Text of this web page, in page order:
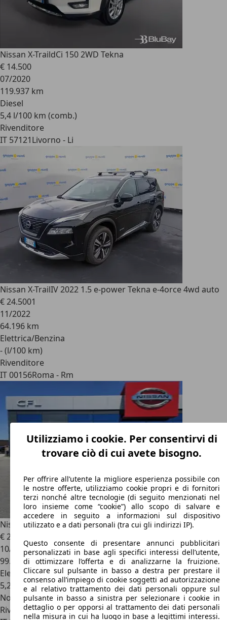
Nissan X-TraildCi 150 2WD Tekna
€ 14.500
07/2020
119.937 km
Diesel
5,4 l/100 km (comb.)
Rivenditore
IT 57121Livorno - Li
Nissan X-TrailIV 2022 1.5 e-power Tekna e-4orce 4wd auto
€ 24.5001
11/2022
64.196 km
Elettrica/Benzina
- (l/100 km)
Rivenditore
IT 00156Roma - Rm
Nissan X-Traile-Power 2WD 5 posti N-Connecta
€ 23.900
10/2023
99.908 km
Elettrica/Benzina
5,2 l/100 km (comb.)
Novità
Rivenditore
Utilizziamo i cookie. Per consentirvi di
trovare ciò di cui avete bisogno.
Per offrire all’utente la migliore esperienza possibile con
le nostre offerte, utilizziamo cookie propri e di fornitori
terzi nonché altre tecnologie (di seguito menzionati nel
loro insieme come “cookie”) allo scopo di salvare e
accedere in seguito a informazioni sul dispositivo
utilizzato e a dati personali (tra cui gli indirizzi IP).
Questo consente di presentare annunci pubblicitari
personalizzati in base agli specifici interessi dell’utente,
di ottimizzare l’offerta e di analizzarne la fruizione.
Cliccare sul pulsante in basso a destra per prestare il
consenso all’impiego di cookie soggetti ad autorizzazione
e al relativo trattamento dei dati personali oppure sul
pulsante in basso a sinistra per selezionare i cookie in
dettaglio o per opporsi al trattamento dei dati personali
nella misura in cui ha luogo in base a legittimi interessi.